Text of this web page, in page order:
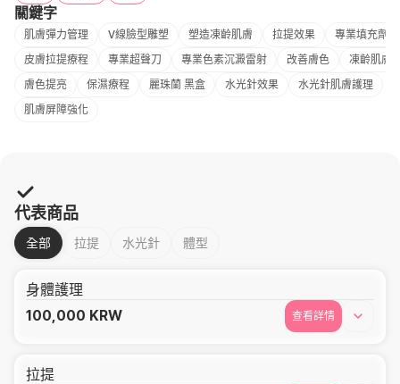
關鍵字
肌膚彈力管理 V線臉型雕塑 塑造凍齡肌膚 拉提效果
專業填充劑
皮膚拉提療程
專業超聲刀 專業色素沉澱雷射 改善膚色
凍齡肌膚
膚色提亮
保濕療程 麗珠蘭 黑盒 水光針效果
水光針肌膚護理
肌膚屏障強化
代表商品
全部 拉提 水光針 體型
身體護理
100,000 KRW 查看詳情
拉提